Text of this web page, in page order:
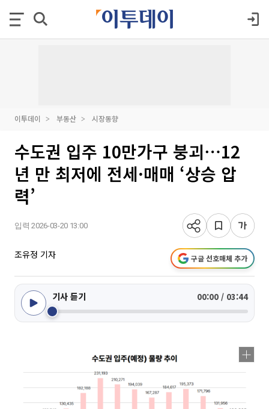
이투데이 부동산 시장동향
수도권 입주 10만가구 붕괴⋯12
년 만 최저에 전세·매매 ‘상승 압
력’
입력 2026-03-20 13:00
조유정 기자 구글 선호매체 추가
기사 듣기 00:00 / 03:44